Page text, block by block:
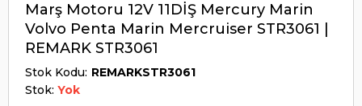
Marş Motoru 12V 11DİŞ Mercury Marin
Volvo Penta Marin Mercruiser STR3061 |
REMARK STR3061
Stok Kodu REMARKSTR3061
Stok: Yok